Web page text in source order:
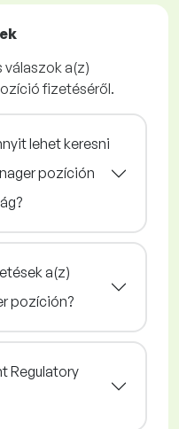
válaszok a(z)
fizetéséről.
lehet keresni
pozíción
a(z)
pozíción?
Regulatory